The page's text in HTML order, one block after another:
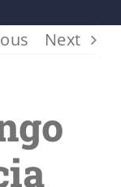
Next